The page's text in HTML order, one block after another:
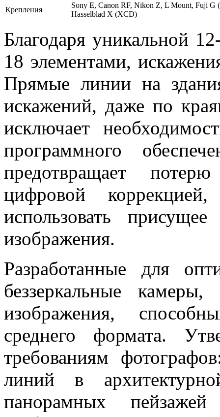
Крепления
Sony E, Canon RF, Nikon Z, L Mount, Fuji G
Hasselblad X (XCD)
Благодаря уникальной
18 элементами,
Прямые линии на
искажений, даже по
исключает
программного
предотвращает
цифровой
использовать
изображения.
Разработанные для
беззеркальные
изображения,
среднего формата.
требованиям
линий в
панорамных